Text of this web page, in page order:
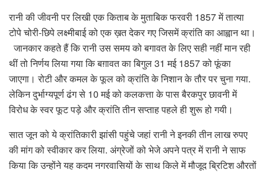
रानी की जीवनी पर लिखी एक किताब के मुताबिक फरवरी 1857 में तात्या
टोपे चोरी-छिपे लक्ष्मीबाई को एक ख़त देकर गए जिसमें क्रांति का आह्वान था।
जानकार कहते हैं कि रानी उस समय को बगावत के लिए सही नहीं मान रही
थीं तो निर्णय लिया गया कि बग़ावत का बिगुल 31 मई 1857 को फूंका
जाएगा। रोटी और कमल के फूल को क्रांति के निशान के तौर पर चुना गया.
लेकिन दुर्भाग्यपूर्ण ढंग से 10 मई को कलकत्ता के पास बैरकपुर छावनी में
विरोध के स्वर फूट पड़े और क्रांति तीन सप्ताह पहले ही शुरू हो गयी।
सात जून को ये क्रांतिकारी झांसी पहुंचे जहां रानी ने इनकी तीन लाख रुपए
की मांग को स्वीकार कर लिया. अंग्रेजों को भेजे अपने पत्र में रानी ने साफ
किया कि उन्होंने यह कदम नगरवासियों के साथ किले में मौजूद ब्रिटिश औरतों